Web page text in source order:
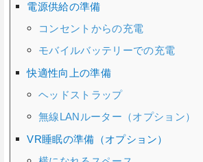
電源供給の準備
コンセントからの充電
モバイルバッテリーでの充電
快適性向上の準備
ヘッドストラップ
無線LANルーター（オプション）
VR睡眠の準備（オプション）